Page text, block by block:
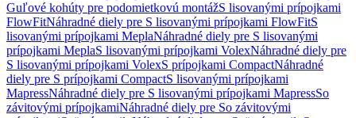
Guľové kohúty pre podomietkovú montážS lisovanými prípojkami
FlowFitNáhradné diely pre S lisovanými prípojkami FlowFitS
lisovanými prípojkami MeplaNáhradné diely pre S lisovanými
prípojkami MeplaS lisovanými prípojkami VolexNáhradné diely pre
S lisovanými prípojkami VolexS prípojkami CompactNáhradné
diely pre S prípojkami CompactS lisovanými prípojkami
MapressNáhradné diely pre S lisovanými prípojkami MapressSo
závitovými prípojkamiNáhradné diely pre So závitovými